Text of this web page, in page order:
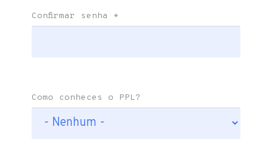
Confirmar senha *
Como conheces o PPL?